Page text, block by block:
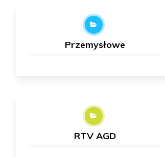
Przemysłowe
RTV AGD